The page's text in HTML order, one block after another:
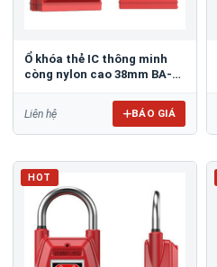
Ổ khóa thẻ IC thông minh
còng nylon cao 38mm BA-
Liên hệ BÁO GIÁ
HOT